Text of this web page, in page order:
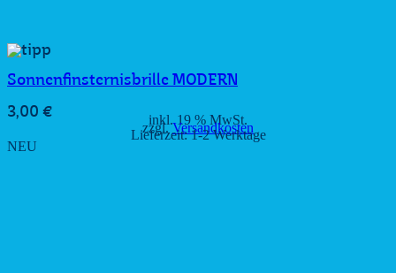
Sonnenfinsternisbrille MODERN
3,00 € inkl. 19 % MwSt.
zzgl.Versandkosten
Lieferzeit:1-2 Werktage
NEU